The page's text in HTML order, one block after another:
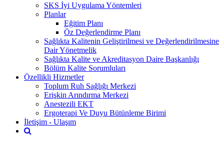
SKS İyi Uygulama Yöntemleri
Planlar
Eğitim Planı
Öz Değerlendirme Planı
Sağlıkta Kalitenin Geliştirilmesi ve Değerlendirilmesine
Dair Yönetmelik
Sağlıkta Kalite ve Akreditasyon Daire Başkanlığı
Bölüm Kalite Sorumluları
Özellikli Hizmetler
Toplum Ruh Sağlığı Merkezi
Erişkin Arındırma Merkezi
Anestezili EKT
Ergoterapi Ve Duyu Bütünleme Birimi
İletişim - Ulaşım